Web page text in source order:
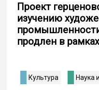
Проект
изучению
продлен в
Культура Наука